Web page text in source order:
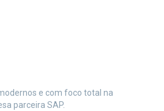
e com foco total na
parceira SAP.